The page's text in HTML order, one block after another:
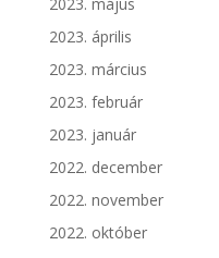
2023. április
2023. március
2023. február
2023. január
2022. december
2022. november
2022. október